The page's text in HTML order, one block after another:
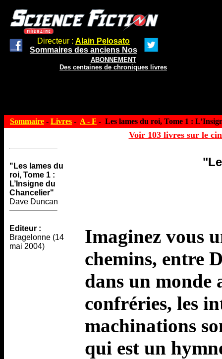
Directeur : Alain Pelosato
Sommaires des anciens Nos
ABONNEMENT
Des centaines de chroniques livres
Sommaire - Livres - A - F - Les lames du roi, Tome 1 :
Voir 103 livres sur le
"Les lames du
roi, Tome 1 :
L’Insigne du
Chancelier"
Dave Duncan
Editeur :
Bragelonne (14
mai 2004)
Imaginez vous
chemins, entre
dans un monde
confréries, les
machinations
qui est un